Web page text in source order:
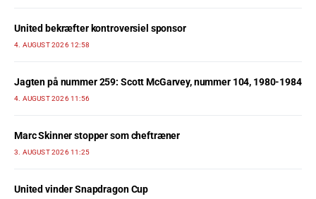
United bekræfter kontroversiel sponsor
4. AUGUST 2026 12:58
Jagten på nummer 259: Scott McGarvey, nummer 104, 1980-1984
4. AUGUST 2026 11:56
Marc Skinner stopper som cheftræner
3. AUGUST 2026 11:25
United vinder Snapdragon Cup